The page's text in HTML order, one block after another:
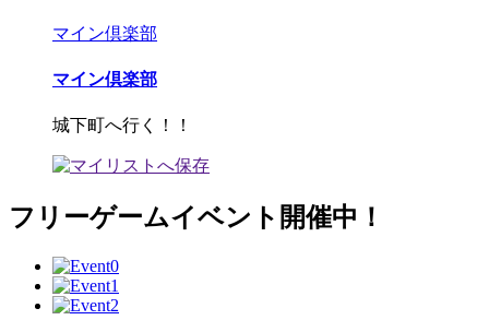
マイン倶楽部
マイン倶楽部
城下町へ行く！！
フリーゲームイベント開催中！